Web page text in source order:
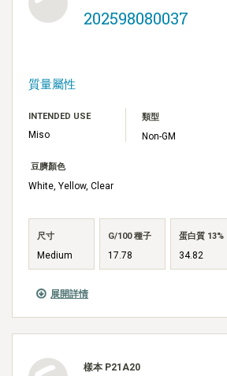
展開詳情
202598080037
質量屬性
INTENDED USE
Miso
類型
Non-GM
豆臍顏色
White, Yellow, Clear
尺寸
Medium
G/100 種子
17.78
蛋白質 13%
34.82
樣本 P21A20